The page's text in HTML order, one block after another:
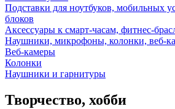
Подставки для ноутбуков, мобильных
блоков
Аксессуары к смарт-часам, фитнес-
Наушники, микрофоны, колонки, веб-
Веб-камеры
Колонки
Наушники и гарнитуры
Творчество, хобби